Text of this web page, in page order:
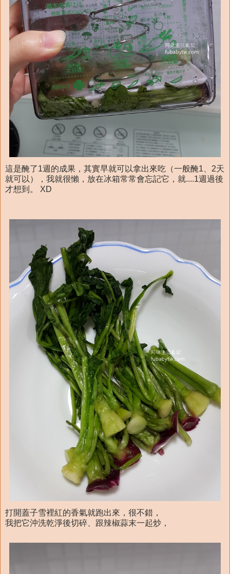
這是醃了1週的成果，其實早就可以拿出來吃（一般醃1、2天
就可以），我就很懶，放在冰箱常常會忘記它，就....1週過後
才想到。 XD
打開蓋子雪裡紅的香氣就跑出來，很不錯，
我把它沖洗乾淨後切碎、跟辣椒蒜末一起炒，